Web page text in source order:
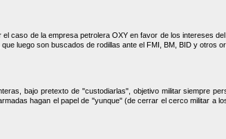
caso de la empresa petrolera OXY en favor de los intereses
luego son buscados de rodillas ante el FMI, BM, BID y otros
bajo pretexto de "custodiarlas", objetivo militar siempre
hagan el papel de "yunque" (de cerrar el cerco militar a